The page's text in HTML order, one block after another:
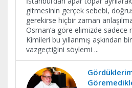
gitmesinin gerçek sebebi,
gerekirse hiçbir zaman
Osman’a göre elimizde sadece
Kimileri bu yıllanmış aşkından
vazgeçtiğini söylemi ...